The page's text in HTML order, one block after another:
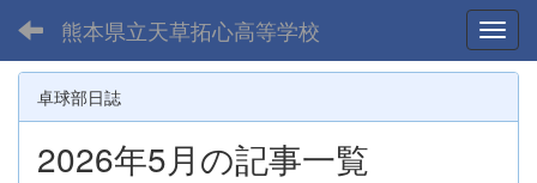
熊本県立天草拓心高等学校
卓球部日誌
2026年5月の記事一覧